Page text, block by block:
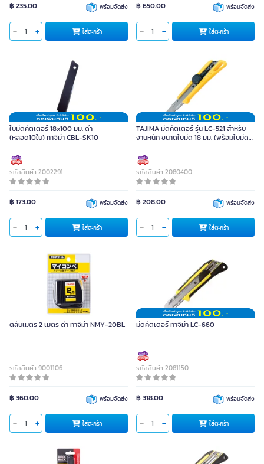
฿ 235.00 พร้อมจัดส่ง
ใส่ตะกร้า
฿ 650.00 พร้อมจัดส่ง
ใส่ตะกร้า
ใบมีดคัตเตอร์ 18x100 มม. ดำ
(หลอด10ใบ) ทาจิม่า CBL-SK10
รหัสสินค้า 2002291
฿ 173.00 พร้อมจัดส่ง
ใส่ตะกร้า
TAJIMA มีดคัตเตอร์ รุ่น LC-521 สำหรับ
งานหนัก ขนาดใบมีด 18 มม. (พร้อมใบมีด
รหัสสินค้า 2080400
฿ 208.00 พร้อมจัดส่ง
ใส่ตะกร้า
ตลับเมตร 2 เมตร ดำ ทาจิม่า NMY-20BL
รหัสสินค้า 9001106
฿ 360.00 พร้อมจัดส่ง
ใส่ตะกร้า
มีดคัตเตอร์ ทาจิม่า LC-660
รหัสสินค้า 2081150
฿ 318.00 พร้อมจัดส่ง
ใส่ตะกร้า